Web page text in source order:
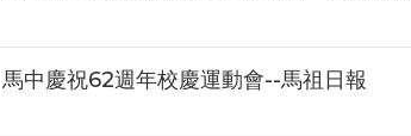
中慶祝62週年校慶運動會--馬祖日報